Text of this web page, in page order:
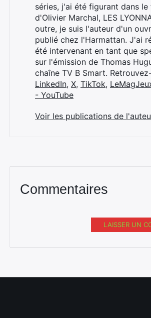
séries, j'ai été figurant dans le
d'Olivier Marchal, LES
outre, je suis l'auteur d'un
publié chez l'Harmattan. J'ai
été intervenant en tant que
sur l'émission de Thomas
chaîne TV B Smart.
LinkedIn, X, TikTok,
- YouTube
Voir les publications de
Commentaires
LAISSER UN
Rechercher
: